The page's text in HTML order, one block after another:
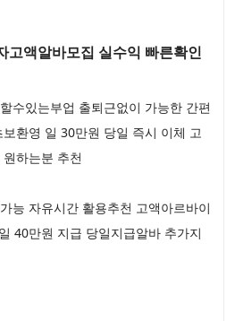
고액알바모집 실수익 빠른확인
수있는부업 출퇴근없이 가능한 간편
환영 일 30만원 당일 즉시 이체 고
하는분 추천
능 자유시간 활용추천 고액아르바이
40만원 지급 당일지급알바 추가지